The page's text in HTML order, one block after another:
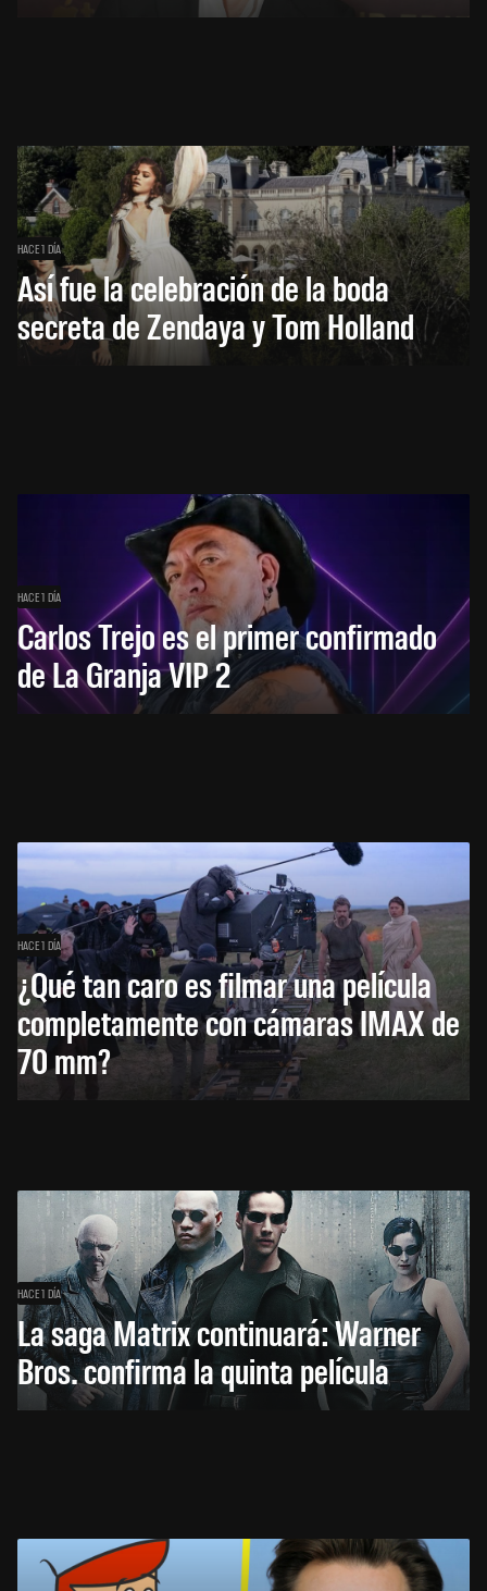
HACE 1 DÍA
Así fue la celebración de la boda
secreta de Zendaya y Tom Holland
HACE 1 DÍA
Carlos Trejo es el primer confirmado
de La Granja VIP 2
HACE 1 DÍA
¿Qué tan caro es filmar una película
completamente con cámaras IMAX de
70 mm?
HACE 1 DÍA
La saga Matrix continuará: Warner
Bros. confirma la quinta película